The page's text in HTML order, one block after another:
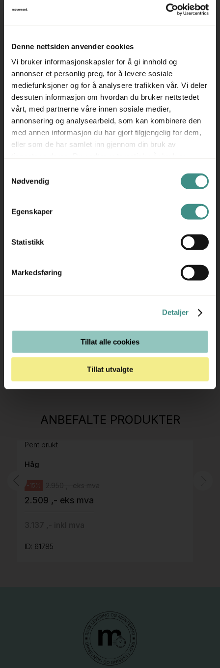
Denne nettsiden anvender cookies
Vi bruker informasjonskapsler for å gi innhold og
annonser et personlig preg, for å levere sosiale
mediefunksjoner og for å analysere trafikken vår. Vi deler
dessuten informasjon om hvordan du bruker nettstedet
vårt, med partnerne våre innen sosiale medier,
annonsering og analysearbeid, som kan kombinere den
med annen informasjon du har gjort tilgjengelig for dem,
eller som de har samlet inn gjennom din bruk av
Nødvendig
Egenskaper
Statistikk
Markedsføring
Detaljer
Tillat alle cookies
Tillat utvalgte
Mål:
bestilles med utkjøring, da faren for skade er stor med
vanlig godstransportør.
Ta kontakt for mer informasjon rundt dette.
Prisen er pr stk.
Trenger du hjelp med et større kjøp eller
prosjekt?
ANBEFALTE PRODUKTER
H05 5600 Swingback-armlene Mørk
Pent brukt
Håg
-15%
2.509 ,- eks mva
ID: 61785